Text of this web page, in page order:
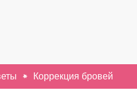
Коррекция бровей